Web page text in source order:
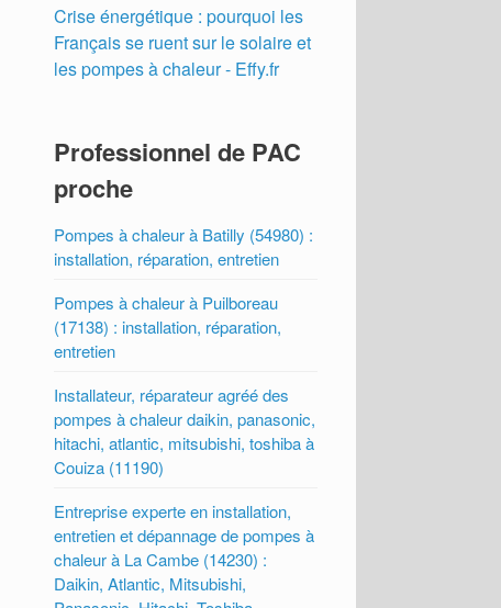
Crise énergétique : pourquoi les
Français se ruent sur le solaire et
les pompes à chaleur - Effy.fr
Professionnel de PAC
proche
Pompes à chaleur à Batilly (54980) :
installation, réparation, entretien
Pompes à chaleur à Puilboreau
(17138) : installation, réparation,
entretien
Installateur, réparateur agréé des
pompes à chaleur daikin, panasonic,
hitachi, atlantic, mitsubishi, toshiba à
Couiza (11190)
Entreprise experte en installation,
entretien et dépannage de pompes à
chaleur à La Cambe (14230) :
Daikin, Atlantic, Mitsubishi,